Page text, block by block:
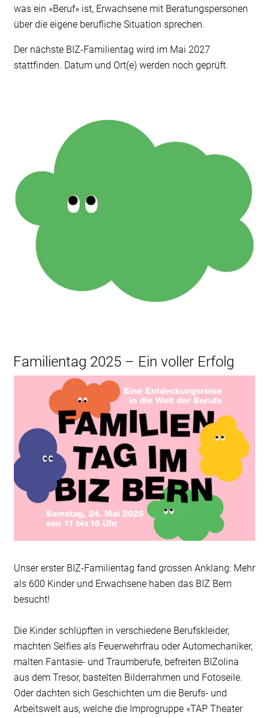
was ein «Beruf» ist, Erwachsene mit Beratungspersonen
über die eigene berufliche Situation sprechen.
Der nächste BIZ-Familientag wird im Mai 2027
stattfinden. Datum und Ort(e) werden noch geprüft.
Familientag 2025 – Ein voller Erfolg
Unser erster BIZ-Familientag fand grossen Anklang: Mehr
als 600 Kinder und Erwachsene haben das BIZ Bern
besucht!
Die Kinder schlüpften in verschiedene Berufskleider,
machten Selfies als Feuerwehrfrau oder Automechaniker,
malten Fantasie- und Traumberufe, befreiten BIZolina
aus dem Tresor, bastelten Bilderrahmen und Fotoseile.
Oder dachten sich Geschichten um die Berufs- und
Arbeitswelt aus, welche die Improgruppe «TAP Theater